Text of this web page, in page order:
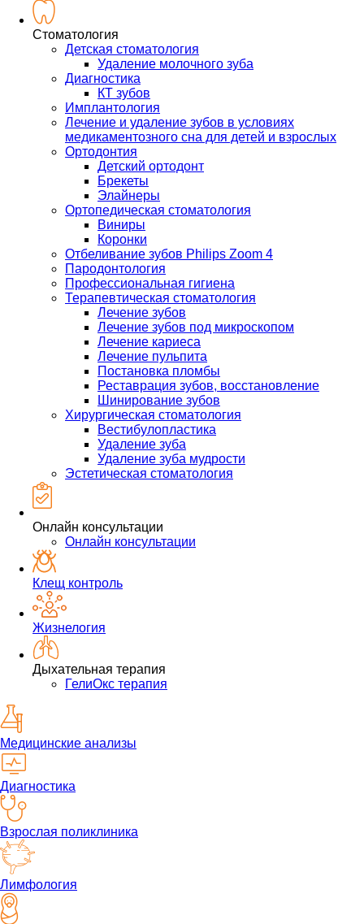
Стоматология
Детская стоматология
Удаление молочного зуба
Диагностика
КТ зубов
Имплантология
Лечение и удаление зубов в условиях
медикаментозного сна для детей и взрослых
Ортодонтия
Детский ортодонт
Брекеты
Элайнеры
Ортопедическая стоматология
Виниры
Коронки
Отбеливание зубов Philips Zoom 4
Пародонтология
Профессиональная гигиена
Терапевтическая стоматология
Лечение зубов
Лечение зубов под микроскопом
Лечение кариеса
Лечение пульпита
Постановка пломбы
Реставрация зубов, восстановление
Шинирование зубов
Хирургическая стоматология
Вестибулопластика
Удаление зуба
Удаление зуба мудрости
Эстетическая стоматология
Онлайн консультации
Онлайн консультации
Клещ контроль
Жизнелогия
Дыхательная терапия
ГелиОкс терапия
Медицинские анализы
Диагностика
Взрослая поликлиника
Лимфология